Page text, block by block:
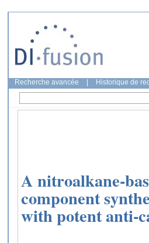
Recherche avancée Historique de
A nitroalkane-
component
with potent anti-